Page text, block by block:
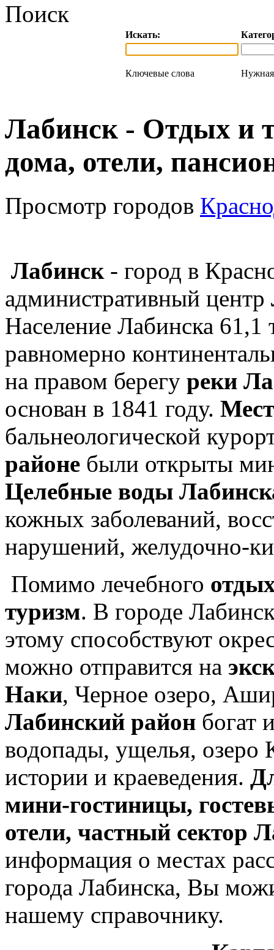
Поиск
Искать:
Ключевые слова Нужная
Лабинск - Отдых и
дома, отели,
Просмотр городов
Лабинск- город в
административный центр
Население Лабинска 61,1
равномерно
на правом берегу реки
основан в 1841 году.
бальнеологической
районе были открыты
Целебные воды
кожных заболеваний,
нарушений, желудочно-
Помимо лечебного
туризм. В городе
этому способствуют
можно отправится на
Наки, Черное озеро,
Лабинский район богат
водопады, ущелья, озеро
истории и краеведения.
мини-гостиницы,
отели, частный сектор
информация о местах
города Лабинска, Вы
нашему справочнику.